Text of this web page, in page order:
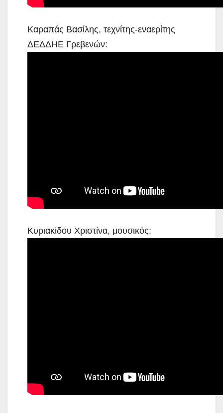
Καραπάς Βασίλης, τεχνίτης-εναερίτης
ΔΕΔΔΗΕ Γρεβενών:
Κυριακίδου Χριστίνα, μουσικός: